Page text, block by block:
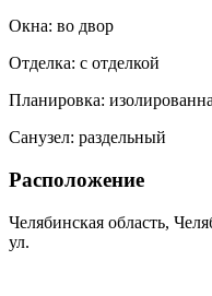
Окна: во двор
Отделка: с отделкой
Планировка:
Санузел: раздельный
Расположение
Челябинская область,
ул.